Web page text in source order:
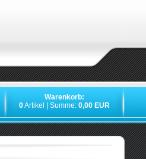
Warenkorb:
0Artikel | Summe: 0,00 EUR